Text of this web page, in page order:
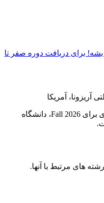
بشه! برای دریافت دوره صفر تا
آریزونا، آمریکا
در مقطع دکتری برای Fall 2026، دانشگاه
های مرتبط با آنها.